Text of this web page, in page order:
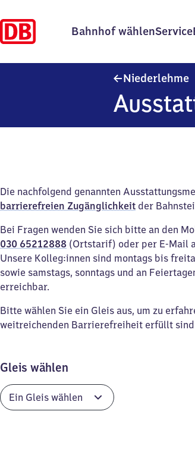
Bahnhof wählenService
Niederlehme
Die nachfolgend genannten
barrierefreien Zugänglichkeit der
Bei Fragen wenden Sie sich bitte an den
030 65212888 (Ortstarif) oder per E-Mail
Unsere Kolleg:innen sind montags bis
sowie samstags, sonntags und an
erreichbar.
Bitte wählen Sie ein Gleis aus, um zu
weitreichenden Barrierefreiheit erfüllt
Gleis wählen